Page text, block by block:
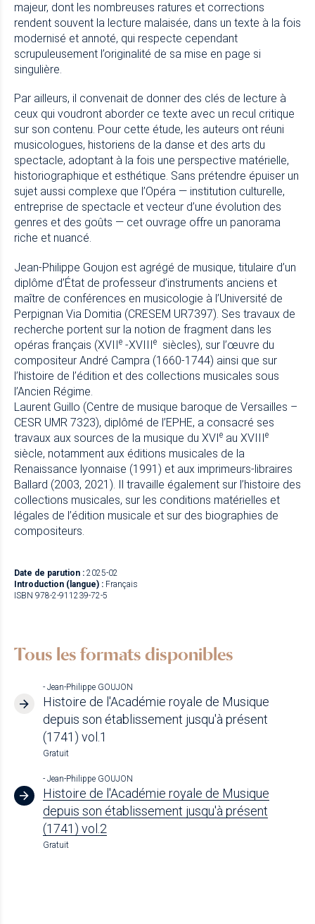
majeur, dont les nombreuses ratures et corrections
rendent souvent la lecture malaisée, dans un texte à la fois
modernisé et annoté, qui respecte cependant
scrupuleusement l’originalité de sa mise en page si
singulière.
Par ailleurs, il convenait de donner des clés de lecture à
ceux qui voudront aborder ce texte avec un recul critique
sur son contenu. Pour cette étude, les auteurs ont réuni
musicologues, historiens de la danse et des arts du
spectacle, adoptant à la fois une perspective matérielle,
historiographique et esthétique. Sans prétendre épuiser un
sujet aussi complexe que l’Opéra — institution culturelle,
entreprise de spectacle et vecteur d’une évolution des
genres et des goûts — cet ouvrage offre un panorama
riche et nuancé.
Jean-Philippe Goujon est agrégé de musique, titulaire d’un
diplôme d’État de professeur d’instruments anciens et
maître de conférences en musicologie à l’Université de
Perpignan Via Domitia (CRESEM UR7397). Ses travaux de
recherche portent sur la notion de fragment dans les
opéras français (XVIIe -XVIIIe
siècles), sur l’œuvre du
compositeur André Campra (1660-1744) ainsi que sur
l’histoire de l’édition et des collections musicales sous
l’Ancien Régime.
Laurent Guillo (Centre de musique baroque de Versailles –
CESR UMR 7323), diplômé de l’EPHE, a consacré ses
travaux aux sources de la musique du XVIe au XVIIIe
siècle, notamment aux éditions musicales de la
Renaissance lyonnaise (1991) et aux imprimeurs-libraires
Ballard (2003, 2021). Il travaille également sur l’histoire des
collections musicales, sur les conditions matérielles et
légales de l’édition musicale et sur des biographies de
compositeurs.
Date de parution : 2025-02
Introduction (langue) : Français
ISBN 978-2-911239-72-5
Tous les formats disponibles
- Jean-Philippe GOUJON
Histoire de l'Académie royale de Musique
depuis son établissement jusqu'à présent
(1741) vol.1
Gratuit
- Jean-Philippe GOUJON
Histoire de l'Académie royale de Musique
depuis son établissement jusqu'à présent
(1741) vol.2
Gratuit